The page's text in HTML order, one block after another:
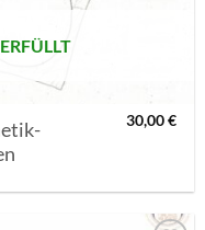
30,00€